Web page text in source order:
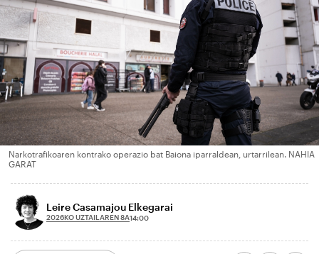
Narkotrafikoaren kontrako operazio bat Baiona iparraldean, urtarrilean. NAHIA
GARAT
Leire Casamajou Elkegarai
2026KO UZTAILAREN 8A14:00